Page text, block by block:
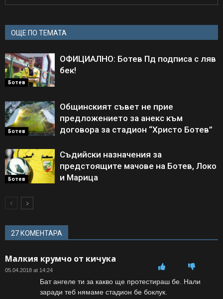
ОЩЕ ПО ТЕМАТА
Ботев
ОФИЦИАЛНО: Ботев Пд подписа с ляв
бек!
Ботев
Общинският съвет не прие
предложението за анекс към
договора за стадион “Христо Ботев”
Ботев
Съдийски назначения за
предстоящите мачове на Ботев, Локо
и Марица
27 КОМЕНТАРА
Малкия крумчо от кичука
05.04.2018 at 14:24
Бат ангеле ти за какво ще протестираш бе. Нали
заради теб нямаме стадион бе боклук.